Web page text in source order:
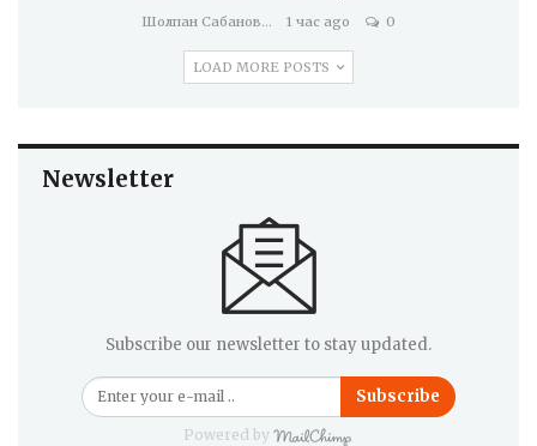
Шолпан Сабанова 1 час ago 0
LOAD MORE POSTS
Newsletter
Subscribe our newsletter to stay updated.
Subscribe
Powered by